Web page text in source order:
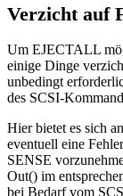
Verzicht auf
Um EJECTALL
einige Dinge
unbedingt
des SCSI-
Hier bietet es sich
eventuell eine
SENSE
Out() im
bei Bedarf vom